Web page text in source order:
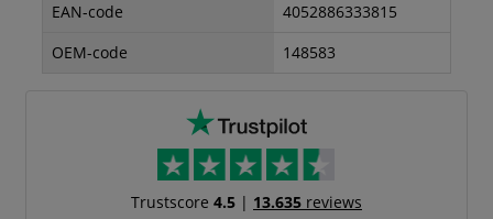
EAN-code
4052886333815
OEM-code
148583
Trustscore 4.5| 13.635reviews